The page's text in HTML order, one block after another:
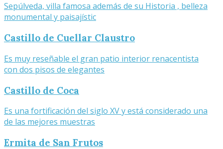
Sepúlveda, villa famosa además de su Historia , belleza
monumental y paisajístic
Castillo de Cuellar Claustro
Es muy reseñable el gran patio interior renacentista
con dos pisos de elegantes
Castillo de Coca
Es una fortificación del siglo XV y está considerado una
de las mejores muestras
Ermita de San Frutos